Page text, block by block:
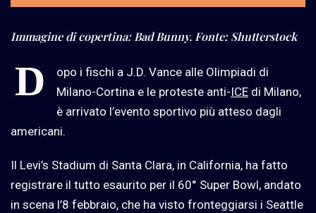
Immagine di copertina: Bad Bunny. Fonte: Shutterstock
D
opo i fischi a J.D. Vance alle Olimpiadi di
Milano-Cortina e le proteste anti-ICE di Milano,
è arrivato l’evento sportivo più atteso dagli
americani.
Il Levi’s Stadium di Santa Clara, in California, ha fatto
registrare il tutto esaurito per il 60° Super Bowl, andato
in scena l’8 febbraio, che ha visto fronteggiarsi i Seattle